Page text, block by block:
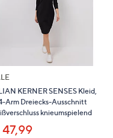
KERNER SENSES Kleid,
Arm Dreiecks-Ausschnitt
knieumspielend